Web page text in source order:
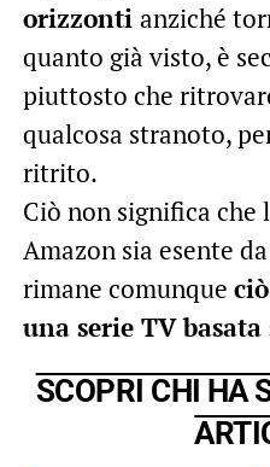
orizzonti anziché
quanto già visto, è
piuttosto che
qualcosa stranoto,
ritrito.
Ciò non significa che
Amazon sia esente
rimane comunque
una serie TV
SCOPRI CHI HA